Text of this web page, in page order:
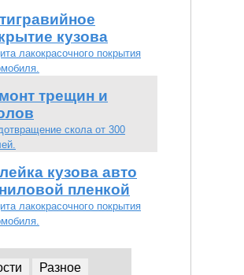
кузова
лакокрасочного покрытия
трещин и
скола от 300
кузова авто
пленкой
лакокрасочного покрытия
Разное